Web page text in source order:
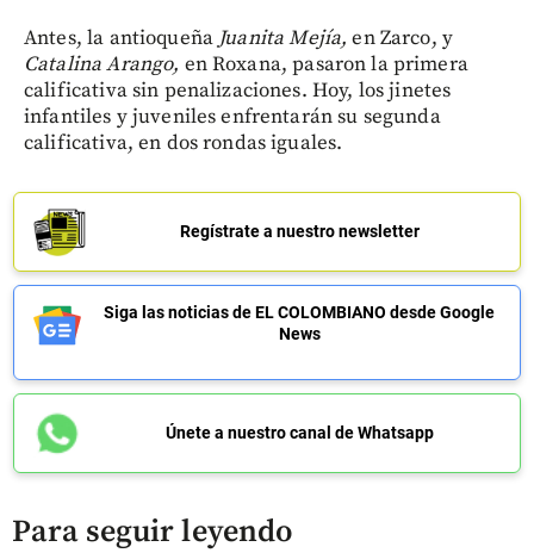
Antes, la antioqueña Juanita Mejía, en Zarco, y
Catalina Arango, en Roxana, pasaron la primera
calificativa sin penalizaciones. Hoy, los jinetes
infantiles y juveniles enfrentarán su segunda
calificativa, en dos rondas iguales.
Regístrate a nuestro newsletter
Siga las noticias de EL COLOMBIANO desde Google
News
Únete a nuestro canal de Whatsapp
Para seguir leyendo